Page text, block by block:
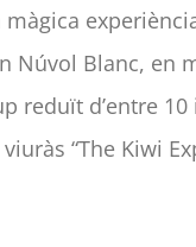
màgica
Núvol Blanc, en
reduït d’entre 10
“The Kiwi